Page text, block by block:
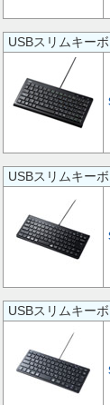
USBスリムキー
USBスリムキー
USBスリムキー